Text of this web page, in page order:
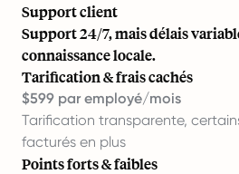
Support client
Support 24/7, mais délais
connaissance locale.
Tarification & frais cachés
$599 par employé/mois
Tarification transparente,
facturés en plus
Points forts & faibles